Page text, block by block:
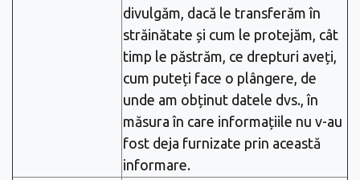
divulgăm, dacă le transferăm în
străinătate și cum le protejăm, cât
timp le păstrăm, ce drepturi aveți,
cum puteți face o plângere, de
unde am obținut datele dvs., în
măsura în care informațiile nu v-au
fost deja furnizate prin această
informare.